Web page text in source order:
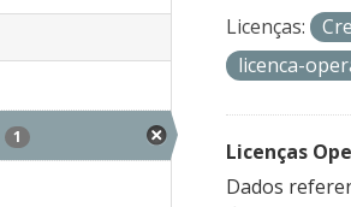
1
Licenças:
licenca-
Licenças
Dados